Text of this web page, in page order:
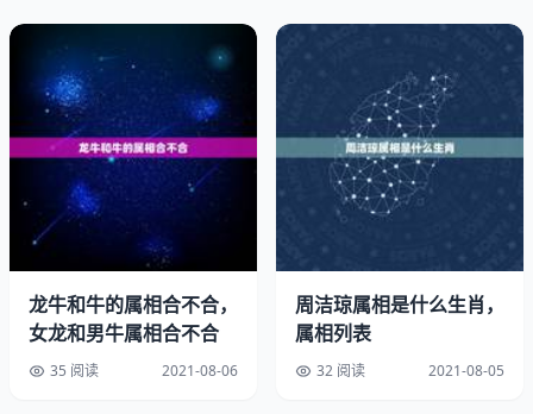
猪、龙配狗。”除此之外，还有生肖三合等情形，合则有
情，均为最佳生肖配对。生肖三合：猴鼠龙三合、虎马狗三
合、蛇鸡牛三合、猪兔羊三合。
龙牛和牛的属相合不合，
女龙和男牛属相合不合
35 阅读 2021-08-06
周洁琼属相是什么生肖，
属相列表
32 阅读 2021-08-05